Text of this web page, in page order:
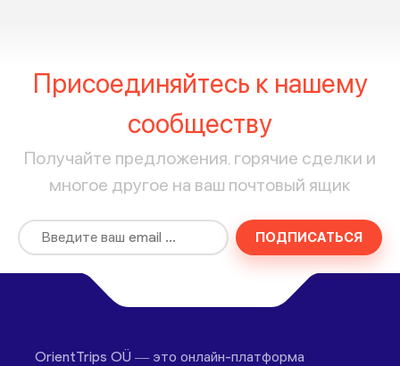
Присоединяйтесь к нашему
сообществу
Получайте предложения, горячие сделки и
многое другое на ваш почтовый ящик
ПОДПИСАТЬСЯ
OrientTrips OÜ — это онлайн-платформа